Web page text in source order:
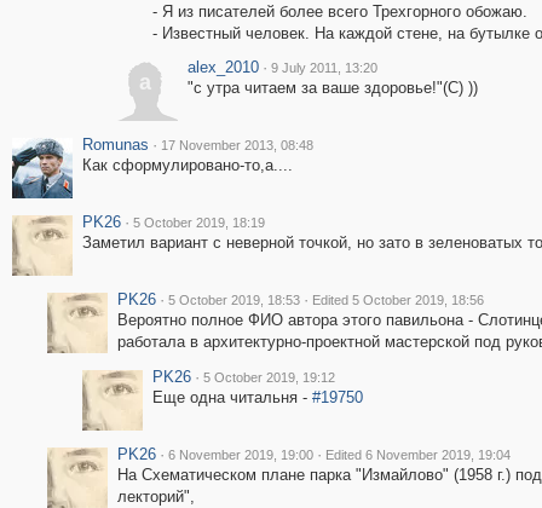
- Я из писателей более всего Трехгорного обожаю.
- Известный человек. На каждой стене, на бутылке
a
alex_2010 · 9 July 2011, 13:20
"с утра читаем за ваше здоровье!"(С) ))
Romunas · 17 November 2013, 08:48
Как сформулировано-то,а....
PK26 · 5 October 2019, 18:19
Заметил вариант с неверной точкой, но зато в зеленоватых
PK26 · 5 October 2019, 18:53 · Edited 5 October 2019, 18:56
Вероятно полное ФИО автора этого павильона -
работала в архитектурно-проектной мастерской под
PK26 · 5 October 2019, 19:12
Еще одна читальня - #19750
PK26 · 6 November 2019, 19:00 · Edited 6 November 2019, 19:04
На Схематическом плане парка "Измайлово" (1958 г.)
лекторий",